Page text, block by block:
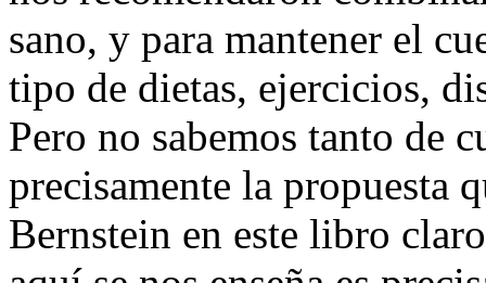
sano, y para mantener el
tipo de dietas, ejercicios,
Pero no sabemos tanto de
precisamente la propuesta
Bernstein en este libro